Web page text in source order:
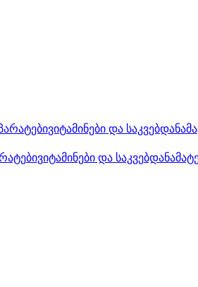
ვიტამინები და
ვიტამინები და